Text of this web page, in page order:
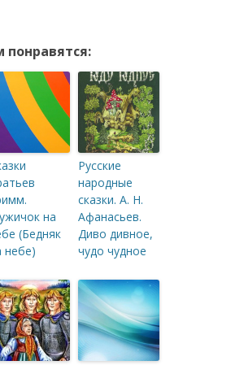
понравятся:
на
(Бедняк
небе)
Русские
народные
сказки. А. Н.
Афанасьев.
Диво дивное,
чудо чудное